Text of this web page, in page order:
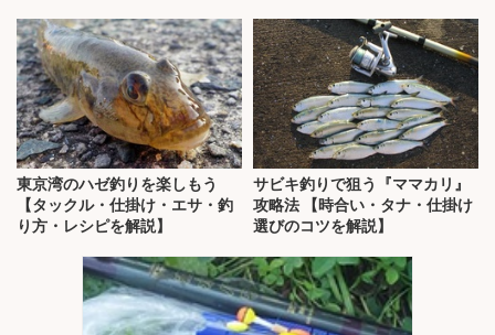
東京湾のハゼ釣りを楽しもう
【タックル・仕掛け・エサ・釣
り方・レシピを解説】
サビキ釣りで狙う『ママカリ』
攻略法 【時合い・タナ・仕掛け
選びのコツを解説】